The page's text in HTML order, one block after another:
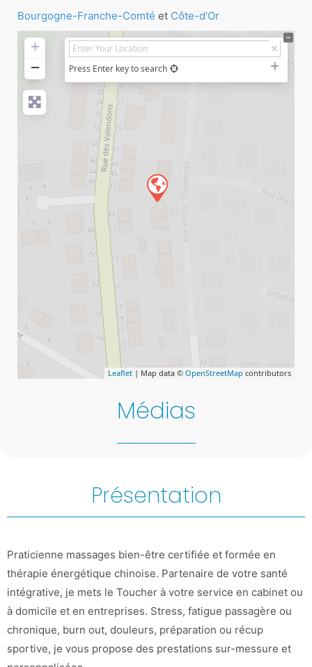
Présentation
Praticienne massages bien-être certifiée et formée en
thérapie énergétique chinoise. Partenaire de votre santé
intégrative, je mets le Toucher à votre service en cabinet ou
à domicile et en entreprises. Stress, fatigue passagère ou
chronique, burn out, douleurs, préparation ou récup
sportive, je vous propose des prestations sur-messure et
Bourgogne-Franche-Comté et Côte-d'Or
+
−
Press Enter key to search
Leaflet | Map data © OpenStreetMap contributors
Médias